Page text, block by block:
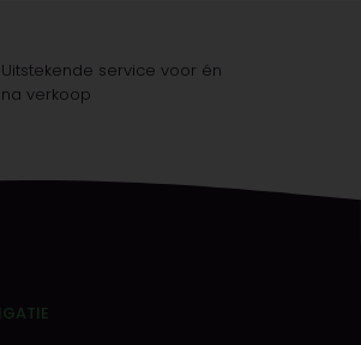
Uitstekende service voor én
na verkoop